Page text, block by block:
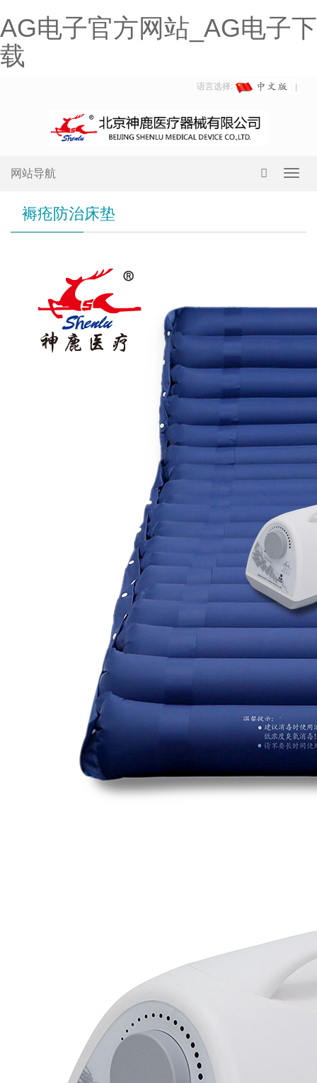
AG电子官方网站_AG电子下
载
语言选择:
网站导航
褥疮防治床垫